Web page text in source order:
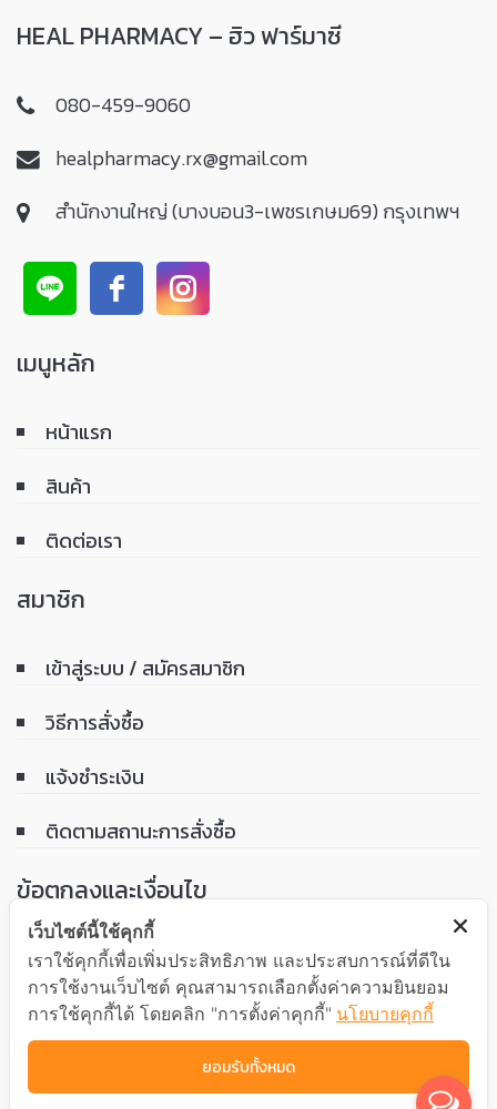
HEAL PHARMACY – ฮิว ฟาร์มาซี
080-459-9060
healpharmacy.rx@gmail.com
สำนักงานใหญ่ (บางบอน3-เพชรเกษม69) กรุงเทพฯ
เมนูหลัก
หน้าแรก
สินค้า
ติดต่อเรา
สมาชิก
เข้าสู่ระบบ / สมัครสมาชิก
วิธีการสั่งซื้อ
แจ้งชำระเงิน
ติดตามสถานะการสั่งซื้อ
ข้อตกลงและเงื่อนไข
เงื่อนไขการรับประกันสินค้า
นโยบายความเป็นส่วนตัว
เว็บไซต์นี้ใช้คุกกี้
เราใช้คุกกี้เพื่อเพิ่มประสิทธิภาพ และประสบการณ์ที่ดีใน
การใช้งานเว็บไซต์ คุณสามารถเลือกตั้งค่าความยินยอม
การใช้คุกกี้ได้ โดยคลิก "การตั้งค่าคุกกี้" นโยบายคุกกี้
ยอมรับทั้งหมด